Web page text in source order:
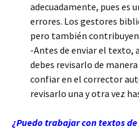
adecuadamente, pues es
errores. Los gestores
pero también
-Antes de enviar el texto,
debes revisarlo de
confiar en el corrector
revisarlo una y otra vez
¿Puedo trabajar con textos